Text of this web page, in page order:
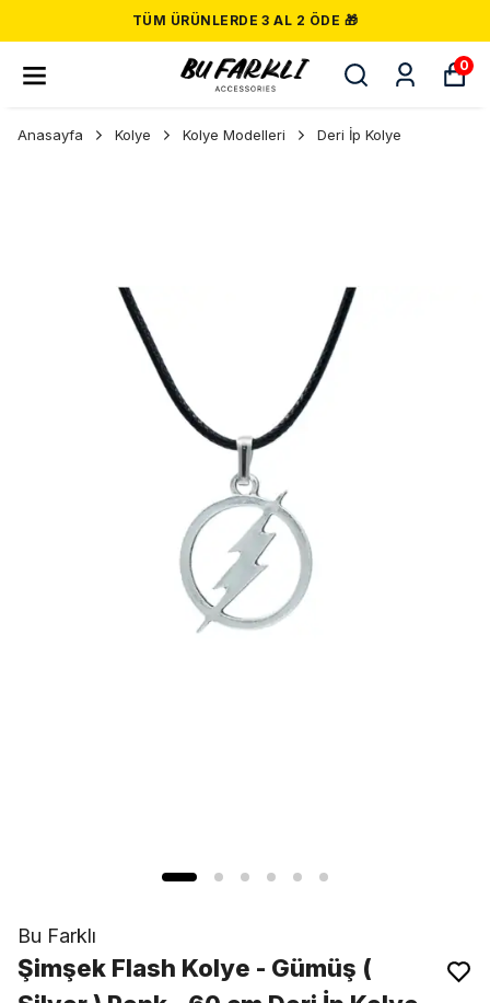
TÜM ÜRÜNLERDE 3 AL 2 ÖDE 🎁
0
Anasayfa Kolye Kolye Modelleri Deri İp Kolye
Bu Farklı
Şimşek Flash Kolye - Gümüş (